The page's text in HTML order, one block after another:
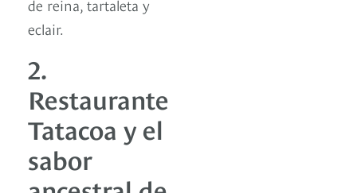
de reina, tartaleta y
eclair.
2.
Restaurante
Tatacoa y el
sabor